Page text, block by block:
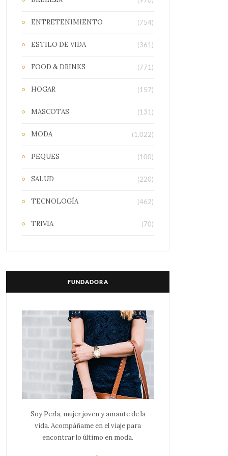
ENTRETENIMIENTO (754)
ESTILO DE VIDA (361)
FOOD & DRINKS (771)
HOGAR (157)
MASCOTAS (131)
MODA (1.022)
PEQUES (100)
SALUD (220)
TECNOLOGÍA (462)
TRIVIA (70)
FUNDADORA
Soy Perla, mujer joven y amante de la
vida. Acompáñame en el viaje para
encontrar lo último en moda.